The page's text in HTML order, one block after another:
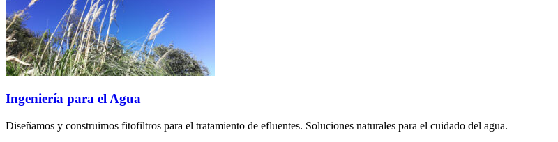
Ingeniería para el Agua
Diseñamos y construimos fitofiltros para el tratamiento de efluentes. Soluciones naturales para el cuidado del agua.